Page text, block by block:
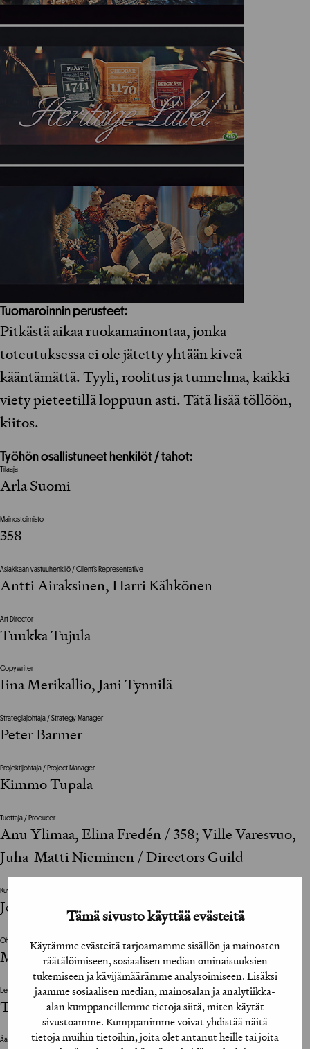
Tämä sivusto käyttää evästeitä
Käytämme evästeitä tarjoamamme sisällön ja mainosten
räätälöimiseen, sosiaalisen median ominaisuuksien
tukemiseen ja kävijämäärämme analysoimiseen. Lisäksi
jaamme sosiaalisen median, mainosalan ja analytiikka-
alan kumppaneillemme tietoja siitä, miten käytät
sivustoamme. Kumppanimme voivat yhdistää näitä
tietoja muihin tietoihin, joita olet antanut heille tai joita
Tuomaroinnin perusteet:
Pitkästä aikaa ruokamainontaa, jonka
toteutuksessa ei ole jätetty yhtään kiveä
kääntämättä. Tyyli, roolitus ja tunnelma, kaikki
viety pieteetillä loppuun asti. Tätä lisää töllöön,
kiitos.
Työhön osallistuneet henkilöt / tahot:
Tilaaja
Arla Suomi
Mainostoimisto
358
Asiakkaan vastuuhenkilö / Client’s Representative
Antti Airaksinen, Harri Kähkönen
Art Director
Tuukka Tujula
Copywriter
Iina Merikallio, Jani Tynnilä
Strategiajohtaja / Strategy Manager
Peter Barmer
Projektijohtaja / Project Manager
Kimmo Tupala
Tuottaja / Producer
Anu Ylimaa, Elina Fredén / 358; Ville Varesvuo,
Juha-Matti Nieminen / Directors Guild
Kuvaaja / Cinematographer
Jean-Noël Mustonen
Ohjaaja / Director
Misko Iho
Leikkaaja / Editor
Tomas Rugys
Ääni / Sound